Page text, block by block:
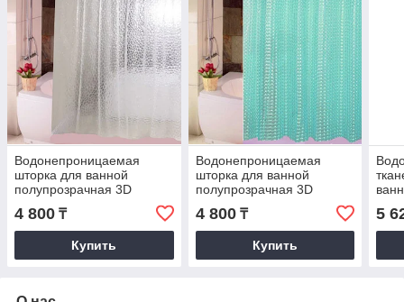
Водонепроницаемая
шторка для ванной
полупрозрачная 3D
Shower curtain 180x180 см
белая
4 800 ₸
Купить
Водонепроницаемая
шторка для ванной
полупрозрачная 3D
Shower curtain 180x180 см
березовая
4 800₸
Купить
5